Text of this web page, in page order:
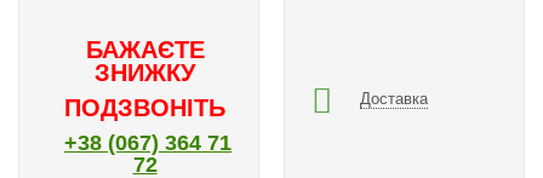
БАЖАЄТЕ
ЗНИЖКУ
ПОДЗВОНІТЬ
+38 (067) 364 71
72
Доставка